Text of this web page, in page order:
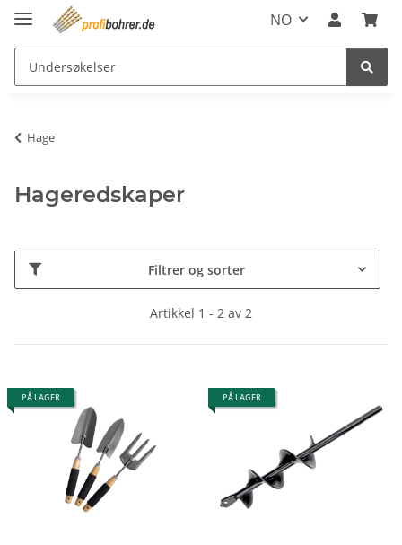
NO
Hage
Hageredskaper
Filtrer og sorter
Artikkel 1 - 2 av 2
PÅ LAGER PÅ LAGER